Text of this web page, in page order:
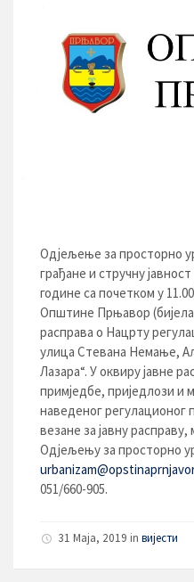
Одјељење за просторно
грађане и стручну
године са почетком у
Општине Прњавор
расправа о Нацрту
улица Стевана Немање,
Лазара“. У оквиру јавне
примједбе, приједлози
наведеног регулационог
везане за јавну
Одјељењу за просторно
051/660-905.
31 Maja, 2019 in вијести